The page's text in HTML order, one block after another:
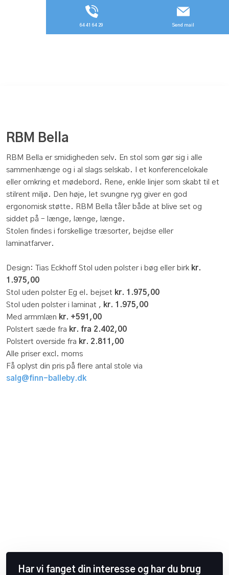
64 41 64 29 Send mail
RBM Bella​
RBM Bella er smidigheden selv. En stol som gør sig i alle
sammenhænge og i al slags selskab. I et konferencelokale
eller omkring et mødebord. Rene, enkle linjer som skabt til et
stilrent miljø. Den høje, let svungne ryg giver en god
ergonomisk støtte. RBM Bella tåler både at blive set og
siddet på – længe, længe, længe.
Stolen findes i forskellige træsorter, bejdse eller
laminatfarver.
Design: Tias Eckhoff Stol uden polster i bøg eller birk kr.
1.975,00
Stol uden polster Eg el. bejset kr. 1.975,00
Stol uden polster i laminat , kr. 1.975,00
Med armmlæn kr. +591,00
Polstert sæde fra kr. fra 2.402,00
Polstert overside fra kr. 2.811,00
​Alle priser excl. moms
Få oplyst din pris på flere antal stole via
salg@finn-balleby.dk
Har vi fanget din interesse og har du brug